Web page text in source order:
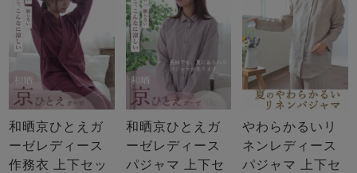
和晒京ひとえガ
ーゼレディース
作務衣 上下セッ
和晒京ひとえガ
ーゼレディース
パジャマ 上下セ
やわらかるいリ
ネンレディース
パジャマ 上下セ